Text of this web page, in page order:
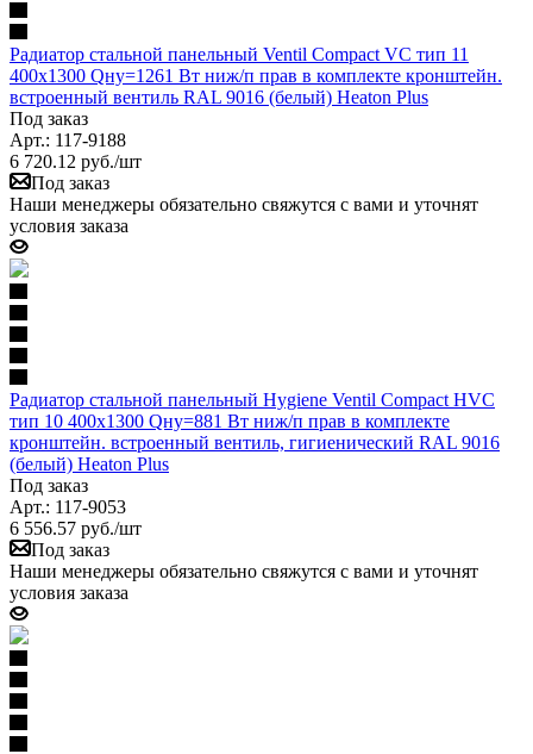
Радиатор стальной панельный Ventil Compact VC тип 11
400х1300 Qну=1261 Вт ниж/п прав в комплекте кронштейн.
встроенный вентиль RAL 9016 (белый) Heaton Plus
Под заказ
Арт.: 117-9188
6 720.12 руб./шт
Под заказ
Наши менеджеры обязательно свяжутся с вами и уточнят
условия заказа
Радиатор стальной панельный Hygiene Ventil Compact HVC
тип 10 400х1300 Qну=881 Вт ниж/п прав в комплекте
кронштейн. встроенный вентиль, гигиенический RAL 9016
(белый) Heaton Plus
Под заказ
Арт.: 117-9053
6 556.57 руб./шт
Под заказ
Наши менеджеры обязательно свяжутся с вами и уточнят
условия заказа